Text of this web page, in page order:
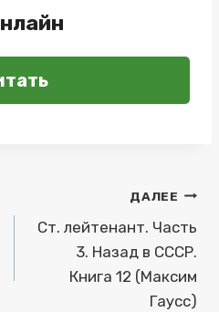
ДАЛЕЕ
Ст. лейтенант. Часть
3. Назад в СССР.
Книга 12 (Максим
Гаусс)